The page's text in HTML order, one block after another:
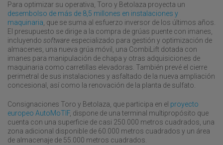
Para optimizar su operativa, Toro y Betolaza proyecta un
desembolso de más de 8,5 millones en instalaciones y
maquinaria, que se suma al esfuerzo inversor de los últimos años.
El presupuesto se dirige a la compra de grúas puente con imanes,
incluyendo software especializado para gestión y optimización de
almacenes, una nueva grúa móvil, una CombiLift dotada con
imanes para manipulación de chapa y otras adquisiciones de
maquinaria como carretillas elevadoras. También prevé el cierre
perimetral de sus instalaciones y asfaltado de la nueva ampliación
concesional, así como la renovación de la planta de sulfato.
Consignaciones Toro y Betolaza, que participa en el proyecto
europeo AutoMoTIF, dispone de una terminal multipropósito que
cuenta con una superficie de casi 250.000 metros cuadrados, una
zona adicional disponible de 60.000 metros cuadrados y un área
de almacenaje de 55.000 metros cuadrados.